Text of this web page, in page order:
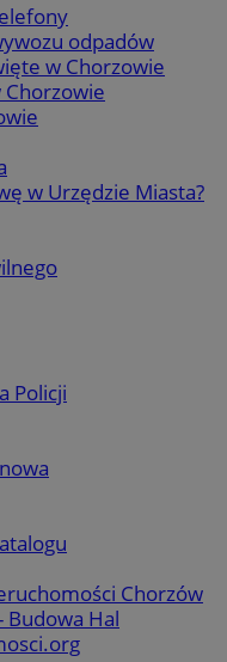
odpadów
w Chorzowie
Chorzowie
w Urzędzie Miasta?
Policji
Chorzów
Budowa Hal